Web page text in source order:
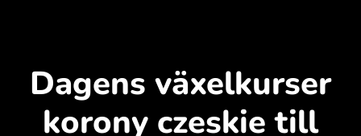
Dagens växelkurser
korony czeskie till